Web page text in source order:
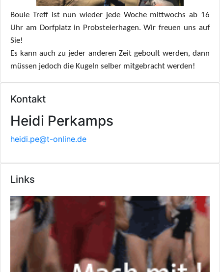
Kontakt
Heidi Perkamps
heidi.pe@t-online.de
Links
Boule Treff ist nun wieder jede Woche mittwochs ab 16
Uhr am Dorfplatz in Probsteierhagen. Wir freuen uns auf
Sie!
Es kann auch zu jeder anderen Zeit geboult werden, dann
müssen jedoch die Kugeln selber mitgebracht werden!